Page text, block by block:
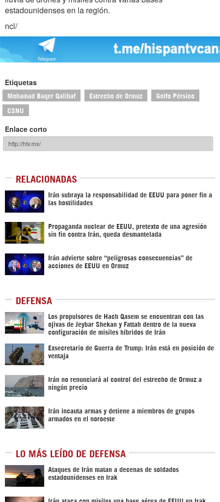
estadounidenses en la región.
ncl/
Etiquetas
Mohamad Baqer Qalibaf Estrecho de Ormuz Golfo Pérsico
CSNU
Enlace corto
RELACIONADAS
Irán subraya la responsabilidad de EEUU para poner fin a
las hostilidades
Propaganda nuclear de EEUU, pretexto de una agresión
sin fin contra Irán, queda desmantelada
Irán advierte sobre “peligrosas consecuencias” de
acciones de EEUU en Ormuz
DEFENSA
Los propulsores de Hach Qasem se encuentran con las
ojivas de Jeybar Shekan y Fattah dentro de la nueva
configuración de misiles híbridos de Irán
Exsecretario de Guerra de Trump: Irán está en posición de
ventaja
Irán no renunciará al control del estrecho de Ormuz a
ningún precio
Irán incauta armas y detiene a miembros de grupos
armados en el noroeste
LO MÁS LEÍDO DE DEFENSA
Ataques de Irán matan a decenas de soldados
estadounidenses en Irak
Irán ataca con misiles una base aérea de EEUU en Irak